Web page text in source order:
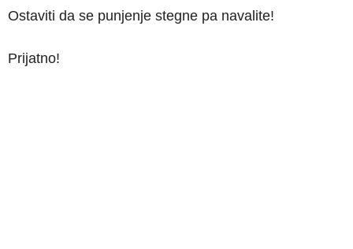
Ostaviti da se punjenje stegne pa navalite!
Prijatno!